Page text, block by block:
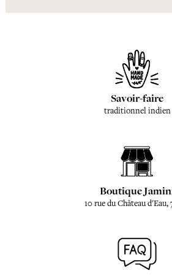
Savoir-faire
traditionnel indien
Boutique
10 rue du Château d'Eau,